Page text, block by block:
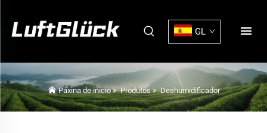
GL
Páxina de inicio>Produtos>Deshumidificador